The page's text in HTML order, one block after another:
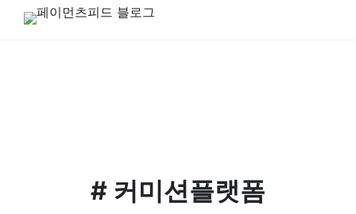
# 커미션플랫폼